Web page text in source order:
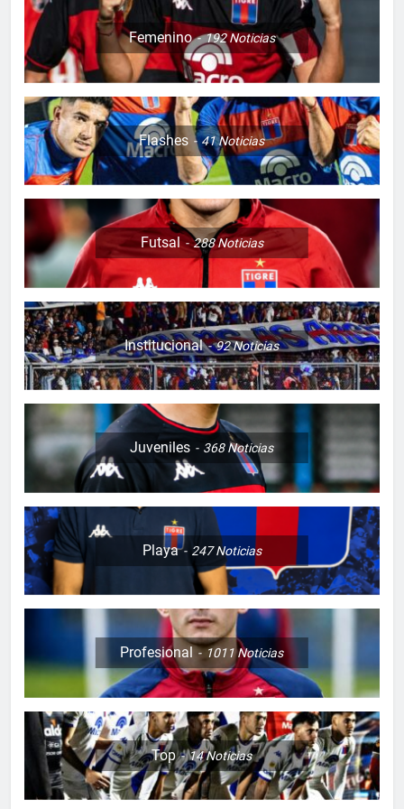
Femenino 192Noticias
Flashes 41Noticias
Futsal 288Noticias
Institucional 92Noticias
Juveniles 368Noticias
Playa 247Noticias
Profesional 1011Noticias
Top 14Noticias